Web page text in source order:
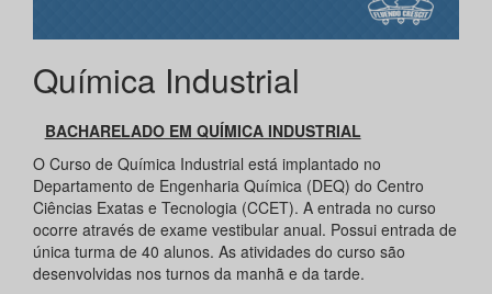
Química Industrial
BACHARELADO EM QUÍMICA INDUSTRIAL
O Curso de Química Industrial está implantado no
Departamento de Engenharia Química (DEQ) do Centro
Ciências Exatas e Tecnologia (CCET). A entrada no curso
ocorre através de exame vestibular anual. Possui entrada de
única turma de 40 alunos. As atividades do curso são
desenvolvidas nos turnos da manhã e da tarde.